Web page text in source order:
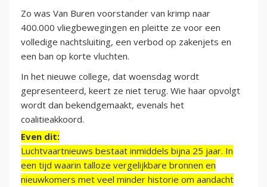
Zo was Van Buren voorstander van krimp naar
400.000 vliegbewegingen en pleitte ze voor een
volledige nachtsluiting, een verbod op zakenjets en
een ban op korte vluchten.
In het nieuwe college, dat woensdag wordt
gepresenteerd, keert ze niet terug. Wie haar opvolgt
wordt dan bekendgemaakt, evenals het
coalitieakkoord.
Even dit:
Luchtvaartnieuws bestaat inmiddels bijna 25 jaar. In
een tijd waarin talloze vergelijkbare bronnen en
nieuwkomers met veel minder historie om aandacht